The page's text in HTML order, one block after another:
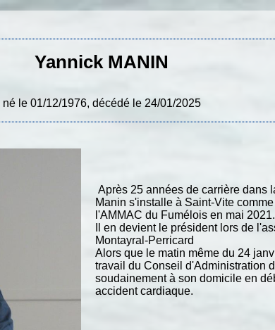
Yannick MANIN
né le 01/12/1976, décédé le 24/01/2025
Après 25 années de carrière dans
Manin s'installe à Saint-Vite
l'AMMAC du Fumélois en mai 2021.
Il en devient le président lors de
Montayral-Perricard
Alors que le matin même du 24
travail du Conseil d'Administration
soudainement à son domicile en
accident cardiaque.